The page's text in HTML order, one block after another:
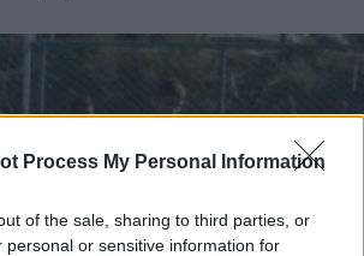
Process My Personal Information
of the sale, sharing to third parties, or
personal or sensitive information for